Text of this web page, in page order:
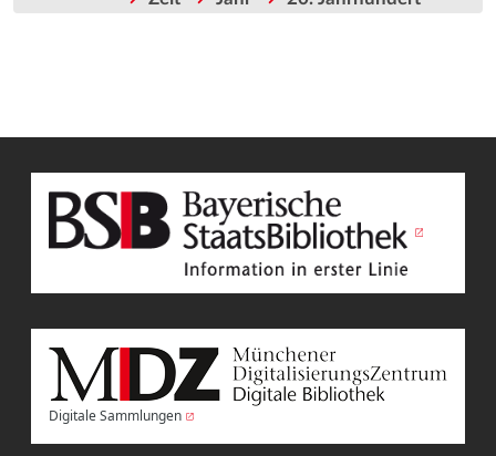
Digitale Sammlungen